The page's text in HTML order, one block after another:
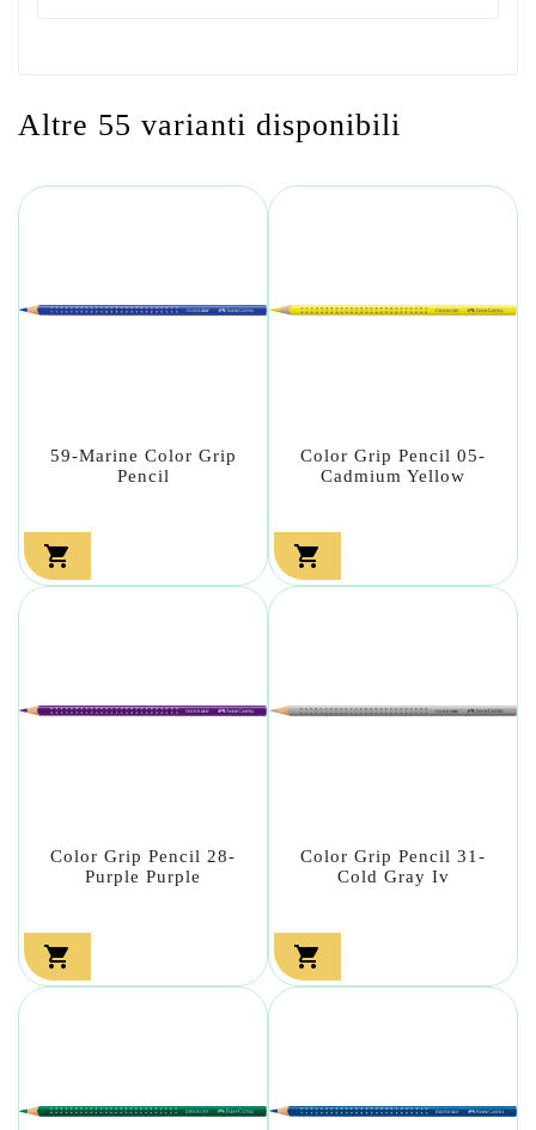
Altre 55 varianti disponibili
59-Marine Color Grip
Pencil

Color Grip Pencil 05-
Cadmium Yellow

Color Grip Pencil 28-
Purple Purple

Color Grip Pencil 31-
Cold Gray Iv
